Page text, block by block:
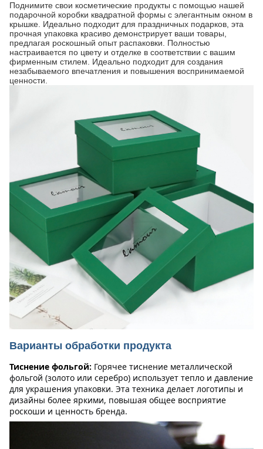
Поднимите свои косметические продукты с помощью нашей
подарочной коробки квадратной формы с элегантным окном в
крышке. Идеально подходит для праздничных подарков, эта
прочная упаковка красиво демонстрирует ваши товары,
предлагая роскошный опыт распаковки. Полностью
настраивается по цвету и отделке в соответствии с вашим
фирменным стилем. Идеально подходит для создания
незабываемого впечатления и повышения воспринимаемой
ценности.
Варианты обработки продукта
Тиснение фольгой: Горячее тиснение металлической
фольгой (золото или серебро) использует тепло и давление
для украшения упаковки. Эта техника делает логотипы и
дизайны более яркими, повышая общее восприятие
роскоши и ценность бренда.